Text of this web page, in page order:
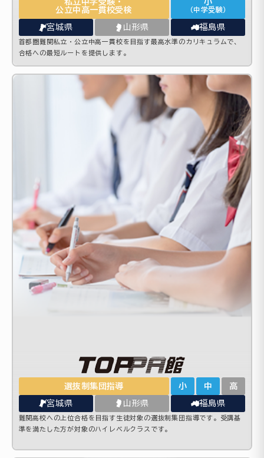
私立中学受験・
公立中高一貫校受検
小
（中学受験）
宮城県 山形県 福島県
首都圏難関私立・公立中高一貫校を目指す最高水準のカリキュラムで、
合格への最短ルートを提供します。
選抜制集団指導 小 中 高
宮城県 山形県 福島県
難関高校への上位合格を目指す生徒対象の選抜制集団指導です。受講基
準を満たした方が対象のハイレベルクラスです。